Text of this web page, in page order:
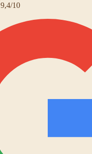
9,4/10